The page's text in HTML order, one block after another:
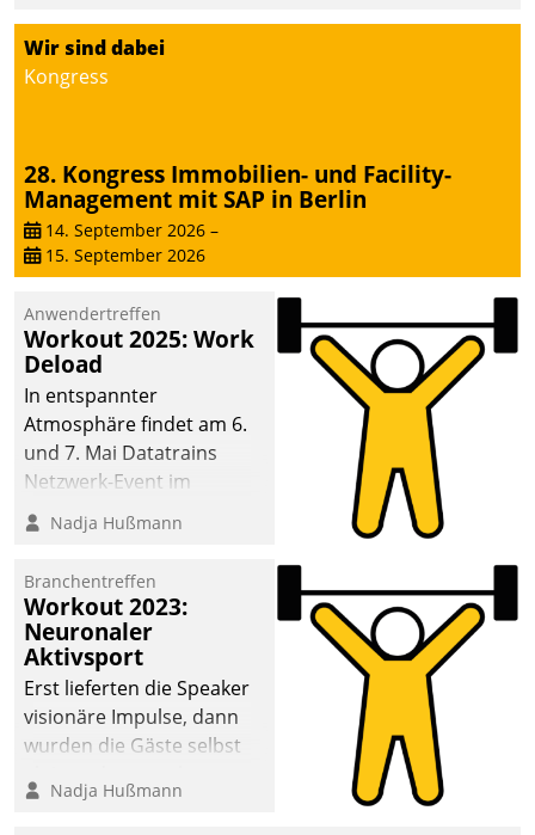
Einsparungen durch optimierte und automatisierte
Prozesse. Doch man darf nicht zu viel erwarten: Allein
mit der Einführung einer neuen Software ist es nicht
und zu verändern.
Wir sind dabei
Kongress
28. Kongress Immobilien- und Facility-
Management mit SAP in Berlin
14. September 2026 –
15. September 2026
Anwendertreffen
Workout 2025: Work
Deload
In entspannter
Atmosphäre findet am 6.
und 7. Mai Datatrains
Netzwerk-Event im
Kunden- und Partnerkreis
statt. Zentrale Frage: Wie
Mammutprojekte
meistern und Workloads
wuppen – bei zunehmend
anspruchsvollen
Aufgaben und
abnehmendem
Nadja Hußmann
Branchentreffen
Workout 2023:
Neuronaler
Aktivsport
Erst lieferten die Speaker
visionäre Impulse, dann
wurden die Gäste selbst
methodisch
Nadja Hußmann